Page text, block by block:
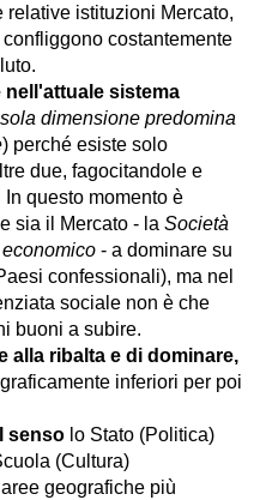
istituzioni Mercato,
costantemente
sistema
dimensione predomina
) perché esiste solo
due, fagocitandole e
questo momento è
sia il Mercato - la Società
- a dominare su
confessionali), ma nel
sociale non è che
buoni a subire.
alla ribalta e di dominare,
inferiori per poi
senso lo Stato (Politica)
(Cultura)
geografiche più